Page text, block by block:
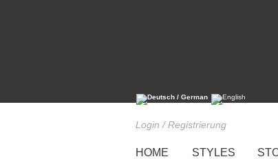
Login / Registrierung
HOME STYLES